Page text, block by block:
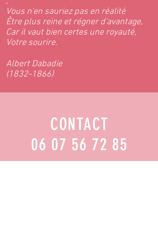
Vous n'en sauriez pas en réalité
Être plus reine et régner d'avantage,
Car il vaut bien certes une royauté,
Votre sourire.
Albert Dabadie
(1832-1866)
CONTACT
06 07 56 72 85